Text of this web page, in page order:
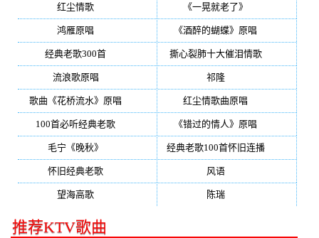
红尘情歌 《一晃就老了》
鸿雁原唱 《酒醉的蝴蝶》原唱
经典老歌300首 撕心裂肺十大催泪情歌(195)
流浪歌原唱 祁隆(188)
歌曲《花桥流水》原唱 红尘情歌曲原唱
100首必听经典老歌 《错过的情人》原唱
毛宁《晚秋》 经典老歌100首怀旧连播(134)
怀旧经典老歌 风语(132)
望海高歌 陈瑞(128)
推荐KTV歌曲